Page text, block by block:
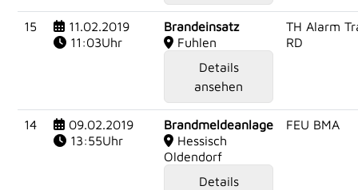
15
11.02.2019
11:03Uhr
Brandeinsatz
Fuhlen
Details
ansehen
TH Alarm
RD
14
09.02.2019
13:55Uhr
Brandmeldeanlage
Hessisch
Oldendorf
Details
FEU BMA